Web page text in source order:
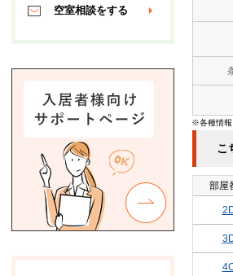
※各種情報
こ
部屋
空室相談をする